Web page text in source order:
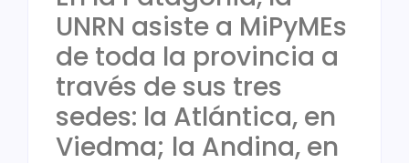
UNRN asiste a MiPyMEs
de toda la provincia a
través de sus tres
sedes: la Atlántica, en
Viedma; la Andina, en